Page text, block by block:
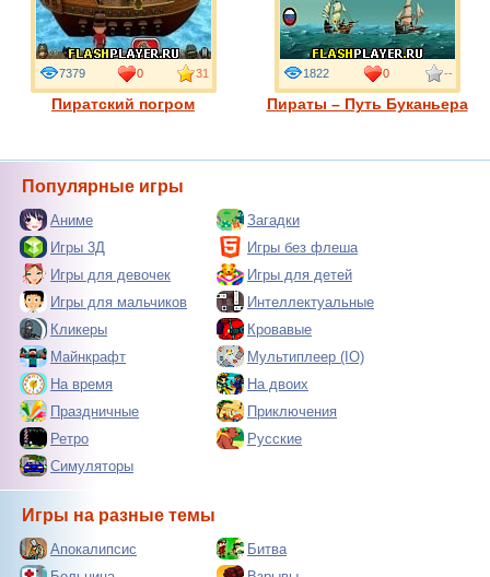
Пиратский погром
7379 0 31
Пираты – Путь Буканьера
1822 0 --
Популярные игры
Аниме
Загадки
Игры 3Д
Игры без флеша
Игры для девочек
Игры для детей
Игры для мальчиков
Интеллектуальные
Кликеры
Кровавые
Майнкрафт
Мультиплеер (IO)
На время
На двоих
Праздничные
Приключения
Ретро
Русские
Симуляторы
Игры на разные темы
Апокалипсис
Битва